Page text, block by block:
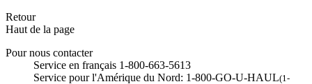
Retour
Haut de la page
Pour nous contacter
Service en français 1-800-663-5613
Service pour l'Amérique du Nord: 1-800-GO-U-HAUL(1-